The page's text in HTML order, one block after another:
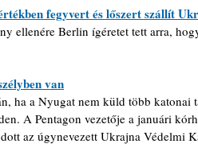
fegyvert és lőszert szállít
ellenére Berlin ígéretet tett arra,
van
ha a Nyugat nem küld több katonai
A Pentagon vezetője a januári
az úgynevezett Ukrajna Védelmi